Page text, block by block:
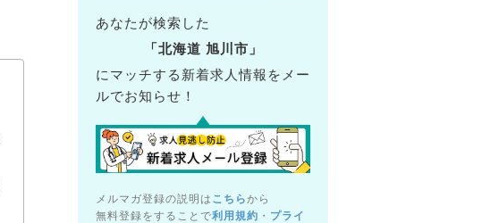
あなたが検索した
「北海道 旭川市」
にマッチする新着求人情報をメー
ルでお知らせ！
メルマガ登録の説明は こちらから
無料登録をすることで利用規約 ・ プライ